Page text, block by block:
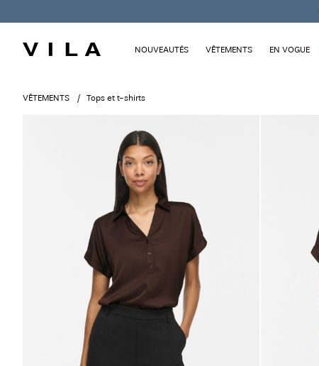
NOUVEAUTÉS VÊTEMENTS EN VOGUE
VÊTEMENTS Tops et t-shirts